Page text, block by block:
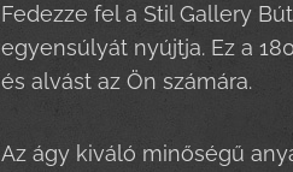
Fedezze fel a Stil Gallery
egyensúlyát nyújtja. Ez a
és alvást az Ön számára.
Az ágy kiváló minőségű